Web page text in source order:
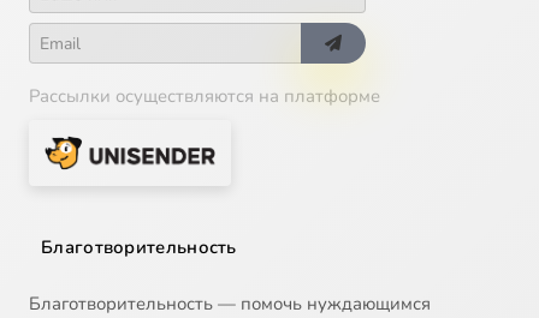
Рассылки осуществляются на платформе
Благотворительность
Благотворительность — помочь нуждающимся